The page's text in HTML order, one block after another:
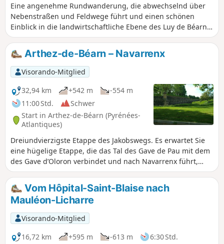
Eine angenehme Rundwanderung, die abwechselnd über
Nebenstraßen und Feldwege führt und einen schönen
Einblick in die landwirtschaftliche Ebene des Luy de Béarn
bietet.
Arthez-de-Béarn – Navarrenx
Visorando-Mitglied
32,94 km
+542 m
-554 m
11:00 Std.
Schwer
Start in Arthez-de-Béarn (Pyrénées-
Atlantiques)
Dreiundvierzigste Etappe des Jakobswegs. Es erwartet Sie
eine hügelige Etappe, die das Tal des Gave de Pau mit dem
des Gave d’Oloron verbindet und nach Navarrenx führt,
einem kleinen Dorf im Béarn, das Sie mit seinen vom Gave
d’Oloron und seinen Nebenflüssen Saleys, Laus, Arroder
und Lucq durchflossenen Ländereien begeistern wird.
Navarrenx trägt das Label „Die schönsten Dörfer
Frankreichs“.
Vom Hôpital-Saint-Blaise nach
Mauléon-Licharre
Visorando-Mitglied
16,72 km
+595 m -613 m
6:30 Std.